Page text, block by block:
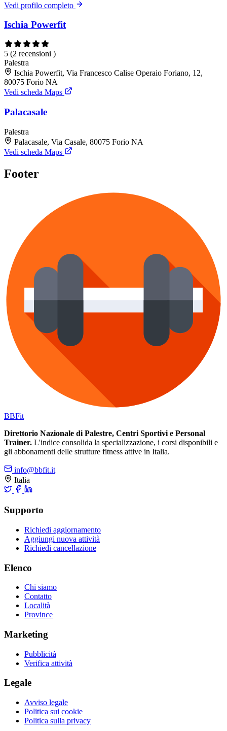
Vedi profilo completo
Ischia Powerfit
5 (2 recensioni )
Palestra
Ischia Powerfit, Via Francesco Calise Operaio Foriano, 12,
80075 Forio NA
Vedi scheda Maps
Palacasale
Palestra
Palacasale, Via Casale, 80075 Forio NA
Vedi scheda Maps
Footer
BBFit
Direttorio Nazionale di Palestre, Centri Sportivi e Personal
Trainer. L'indice consolida la specializzazione, i corsi disponibili e
gli abbonamenti delle strutture fitness attive in Italia.
info@bbfit.it
Italia
Supporto
Richiedi aggiornamento
Aggiungi nuova attività
Richiedi cancellazione
Elenco
Chi siamo
Contatto
Località
Province
Marketing
Pubblicità
Verifica attività
Legale
Avviso legale
Politica sui cookie
Politica sulla privacy